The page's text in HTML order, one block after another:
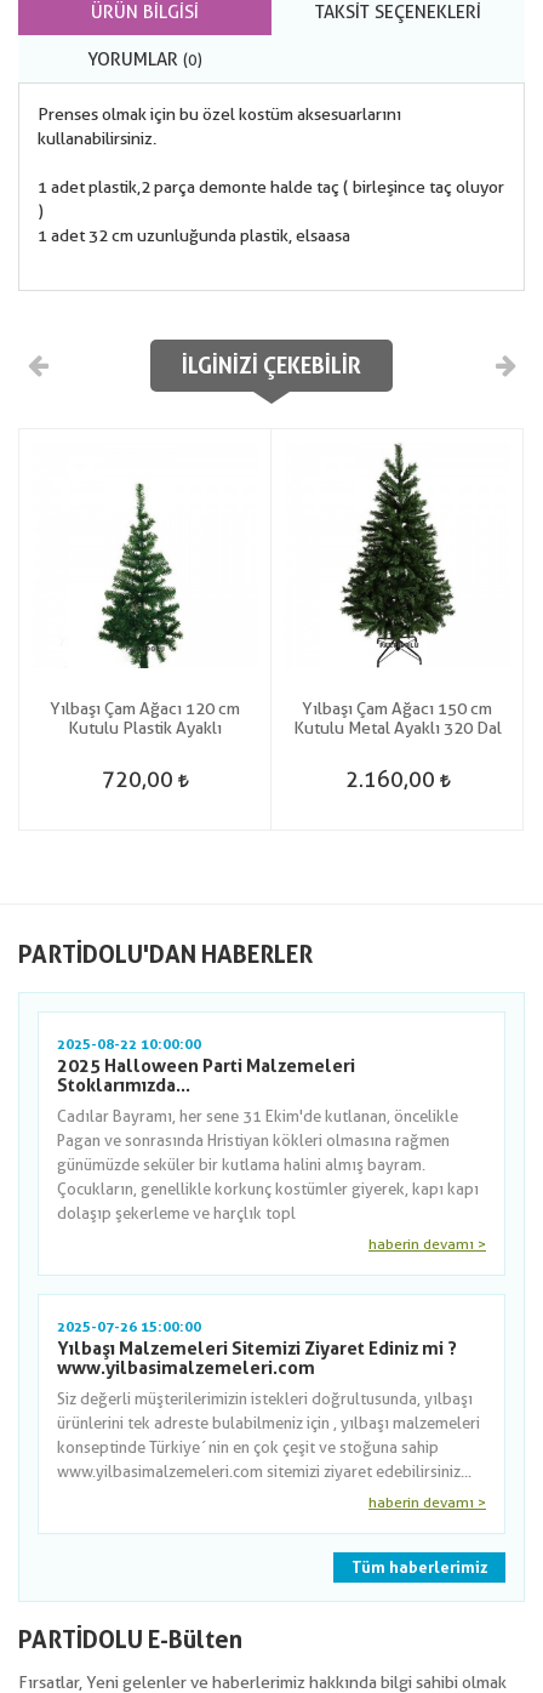
ÜRÜN BILGISI TAKSIT SEÇENEKLERI
YORUMLAR (0)
Prenses olmak için bu özel kostüm aksesuarlarını
kullanabilirsiniz.
1 adet plastik, 2 parça demonte halde taç ( birleşince taç oluyor
)
1 adet 32 cm uzunluğunda plastik, elsa asa
İLGINIZI ÇEKEBILIR
Yılbaşı Çam Ağacı 120 cm
Kutulu Plastik Ayaklı
720,00
Yılbaşı Çam Ağacı 150 cm
Kutulu Metal Ayaklı 320 Dal
2.160,00
PARTIDOLU'DAN HABERLER
2025-08-22 10:00:00
2025 Halloween Parti Malzemeleri
Stoklarımızda...
Cadılar Bayramı, her sene 31 Ekim'de kutlanan, öncelikle
Pagan ve sonrasında Hristiyan kökleri olmasına rağmen
günümüzde seküler bir kutlama halini almış bayram.
Çocukların, genellikle korkunç kostümler giyerek, kapı kapı
dolaşıp şekerleme ve harçlık topl
haberin devamı >
2025-07-26 15:00:00
Yılbaşı Malzemeleri Sitemizi Ziyaret Ediniz mi ?
www.yilbasimalzemeleri.com
Siz değerli müşterilerimizin istekleri doğrultusunda, yılbaşı
ürünlerini tek adreste bulabilmeniz için , yılbaşı malzemeleri
konseptinde Türkiye´nin en çok çeşit ve stoğuna sahip
www.yilbasimalzemeleri.com sitemizi ziyaret edebilirsiniz...
haberin devamı >
Tüm haberlerimiz
PARTİDOLU E-Bülten
Fırsatlar, Yeni gelenler ve haberlerimiz hakkında bilgi sahibi olmak